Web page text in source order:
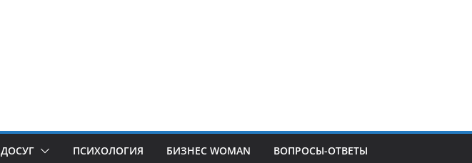
ДОСУГ ПСИХОЛОГИЯ БИЗНЕС WOMAN ВОПРОСЫ-ОТВЕТЫ